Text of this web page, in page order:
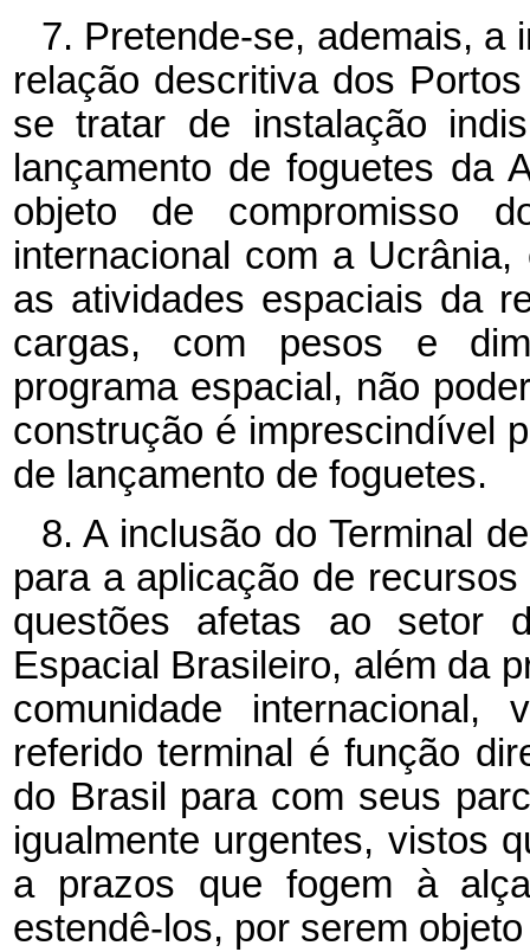
7. Pretende-se, ademais, a
relação descritiva dos
se tratar de instalação
lançamento de foguetes da
objeto de compromisso
internacional com a
as atividades espaciais da
cargas, com pesos e
programa espacial, não
construção é imprescindível
de lançamento de foguetes.
8. A inclusão do Terminal
para a aplicação de
questões afetas ao setor
Espacial Brasileiro, além da
comunidade
referido terminal é função
do Brasil para com seus
igualmente urgentes, vistos
a prazos que fogem à
estendê-los, por serem